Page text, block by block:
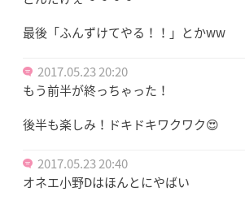
最後「ふんずけてやる！！」とかww
2017.05.23 20:20
もう前半が終っちゃった！
後半も楽しみ！ドキドキワクワク😍
2017.05.23 20:40
オネエ小野Dはほんとにやばい